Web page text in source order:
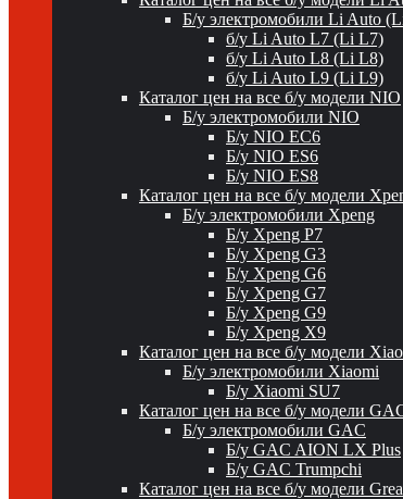
Б/у электромобили Li Auto
б/у Li Auto L7 (Li L7)
б/у Li Auto L8 (Li L8)
б/у Li Auto L9 (Li L9)
Каталог цен на все б/у модели NIO
Б/у электромобили NIO
Б/у NIO EC6
Б/у NIO ES6
Б/у NIO ES8
Каталог цен на все б/у модели
Б/у электромобили Xpeng
Б/у Xpeng P7
Б/у Xpeng G3
Б/у Xpeng G6
Б/у Xpeng G7
Б/у Xpeng G9
Б/у Xpeng X9
Каталог цен на все б/у модели
Б/у электромобили Xiaomi
Б/у Xiaomi SU7
Каталог цен на все б/у модели
Б/у электромобили GAC
Б/у GAC AION LX Plus
Б/у GAC Trumpchi
Каталог цен на все б/у модели